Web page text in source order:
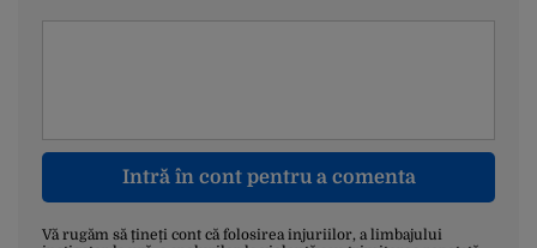
Intră în cont pentru a comenta
Vă rugăm să țineți cont că folosirea injuriilor, a limbajului